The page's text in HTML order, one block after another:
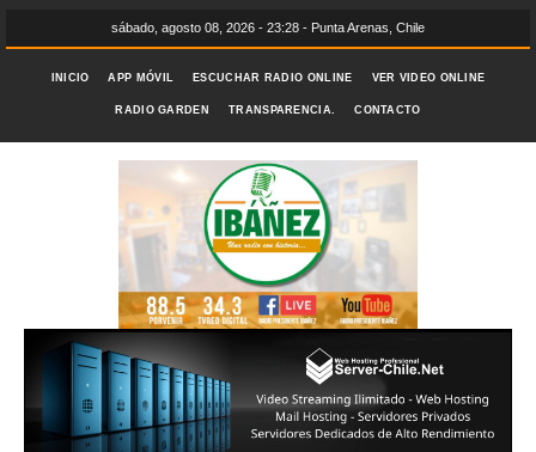
sábado, agosto 08, 2026 - 23:28 - Punta Arenas, Chile
INICIO APP MÓVIL ESCUCHAR RADIO ONLINE VER VIDEO ONLINE
RADIO GARDEN TRANSPARENCIA. CONTACTO